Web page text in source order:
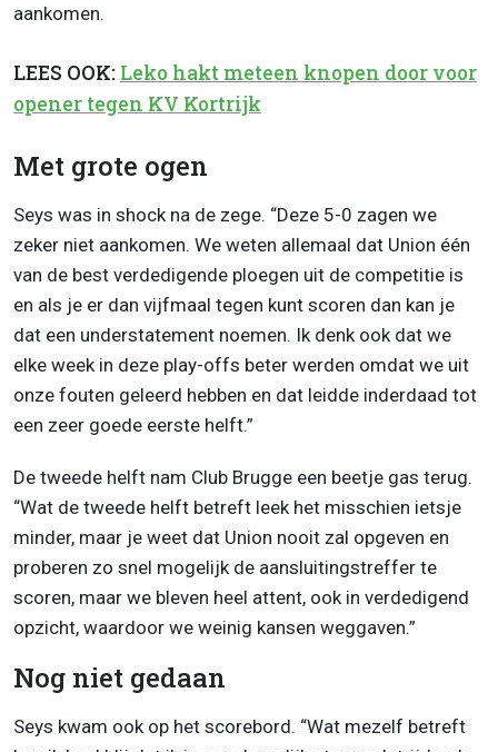
aankomen.
LEES OOK: Leko hakt meteen knopen door voor
opener tegen KV Kortrijk
Met grote ogen
Seys was in shock na de zege. “Deze 5-0 zagen we
zeker niet aankomen. We weten allemaal dat Union één
van de best verdedigende ploegen uit de competitie is
en als je er dan vijfmaal tegen kunt scoren dan kan je
dat een understatement noemen. Ik denk ook dat we
elke week in deze play-offs beter werden omdat we uit
onze fouten geleerd hebben en dat leidde inderdaad tot
een zeer goede eerste helft.”
De tweede helft nam Club Brugge een beetje gas terug.
“Wat de tweede helft betreft leek het misschien ietsje
minder, maar je weet dat Union nooit zal opgeven en
proberen zo snel mogelijk de aansluitingstreffer te
scoren, maar we bleven heel attent, ook in verdedigend
opzicht, waardoor we weinig kansen weggaven.”
Nog niet gedaan
Seys kwam ook op het scorebord. “Wat mezelf betreft